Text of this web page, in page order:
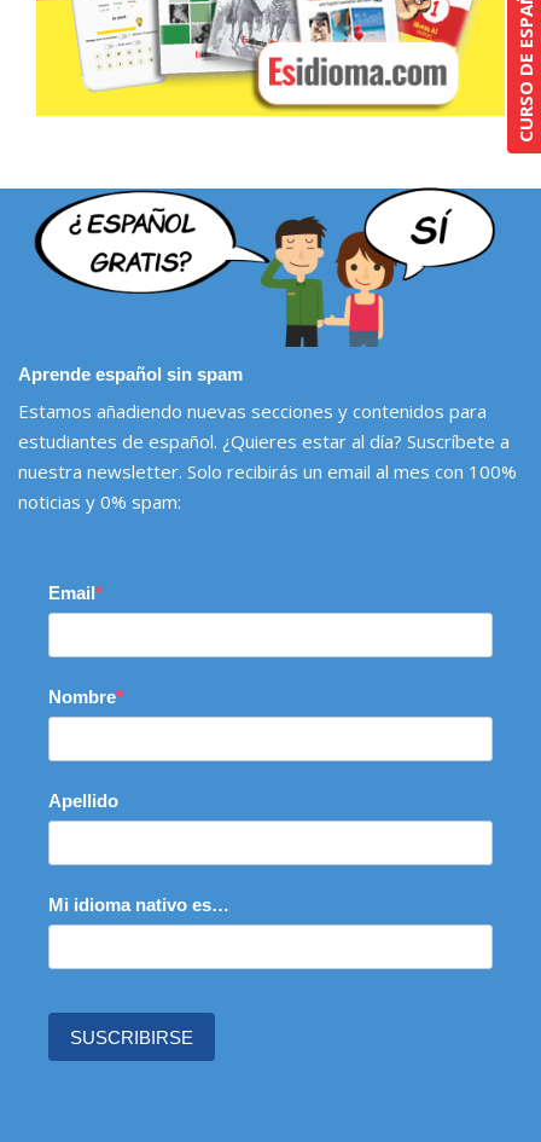
Aprende español sin spam
Estamos añadiendo nuevas secciones y contenidos para
estudiantes de español. ¿Quieres estar al día? Suscríbete a
nuestra newsletter. Solo recibirás un email al mes con 100%
noticias y 0% spam:
Email
Nombre
Apellido
Mi idioma nativo es…
SUSCRIBIRSE